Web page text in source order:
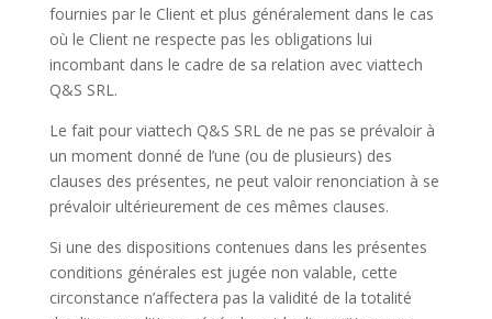
fournies par le Client et plus généralement dans le cas
où le Client ne respecte pas les obligations lui
incombant dans le cadre de sa relation avec viattech
Q&S SRL.
Le fait pour viattech Q&S SRL de ne pas se prévaloir à
un moment donné de l’une (ou de plusieurs) des
clauses des présentes, ne peut valoir renonciation à se
prévaloir ultérieurement de ces mêmes clauses.
Si une des dispositions contenues dans les présentes
conditions générales est jugée non valable, cette
circonstance n’affectera pas la validité de la totalité